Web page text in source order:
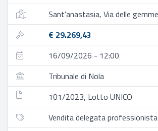
€ 29.269,43
16/09/2026 - 12:00
Tribunale di Nola
101/2023, Lotto UNICO
Vendita delegata professionista